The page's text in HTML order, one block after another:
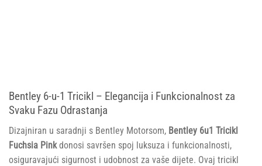
Bentley 6-u-1 Tricikl – Elegancija i Funkcionalnost za
Svaku Fazu Odrastanja
Dizajniran u saradnji s Bentley Motorsom, Bentley 6u1 Tricikl
Fuchsia Pinkdonosi savršen spoj luksuza i funkcionalnosti,
osiguravajući sigurnost i udobnost za vaše dijete. Ovaj tricikl